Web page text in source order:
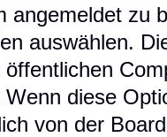
angemeldet zu
auswählen.
diese
von der